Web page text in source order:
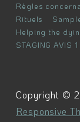
Règles
Rituels
Helping the
STAGING AVIS 1
Copyright ©
Responsive